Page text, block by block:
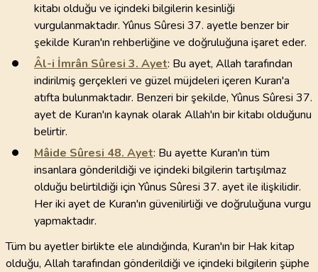
kitabı olduğu ve içindeki bilgilerin kesinliği
vurgulanmaktadır. Yûnus Sûresi 37. ayetle benzer bir
şekilde Kuran'ın rehberliğine ve doğruluğuna işaret eder.
Âl-i İmrân Sûresi 3. Ayet: Bu ayet, Allah tarafından
indirilmiş gerçekleri ve güzel müjdeleri içeren Kuran'a
atıfta bulunmaktadır. Benzeri bir şekilde, Yûnus Sûresi 37.
ayet de Kuran'ın kaynak olarak Allah'ın bir kitabı olduğunu
belirtir.
Mâide Sûresi 48. Ayet: Bu ayette Kuran'ın tüm
insanlara gönderildiği ve içindeki bilgilerin tartışılmaz
olduğu belirtildiği için Yûnus Sûresi 37. ayet ile ilişkilidir.
Her iki ayet de Kuran'ın güvenilirliği ve doğruluğuna vurgu
yapmaktadır.
Tüm bu ayetler birlikte ele alındığında, Kuran'ın bir Hak kitap
olduğu, Allah tarafından gönderildiği ve içindeki bilgilerin şüphe